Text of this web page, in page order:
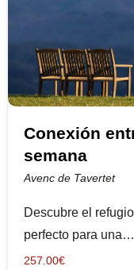
Conexión
semana
Avenc de Tavertet
Descubre el refugio
perfecto para una
escapada de
257.00€